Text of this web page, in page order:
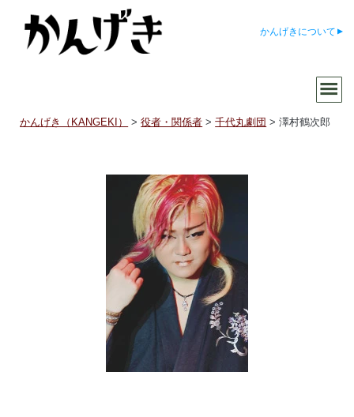
かんげきについて
かんげき（KANGEKI） >役者・関係者 >千代丸劇団 >澤村鶴次郎